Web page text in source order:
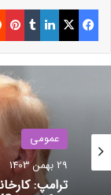
مقاله‌های مرتبط
نوشته های مشابه
فیسبوک ایکس لینکداین تامبلر
عمومی
29 بهمن 1403
ترامپ: